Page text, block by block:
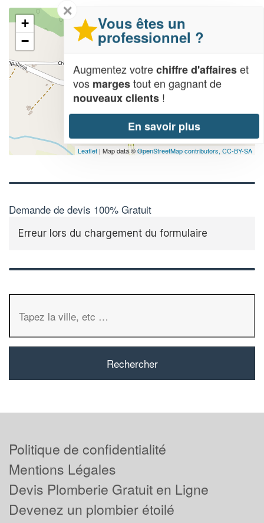
+
−
Leaflet | Map data ©OpenStreetMap contributors, CC-BY-SA
Demande de devis 100% Gratuit
Erreur lors du chargement du formulaire
✕
Vous êtes un
professionnel ?
Augmentez votrechiffre d'affaireset
vos margestout en gagnant de
nouveaux clients !
En savoir plus
Politique de confidentialité
Mentions Légales
Devis Plomberie Gratuit en Ligne
Devenez un plombier étoilé